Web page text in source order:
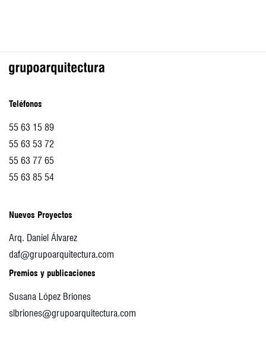
Teléfonos
55 63 15 89
55 63 53 72
55 63 77 65
55 63 85 54
Nuevos Proyectos
Arq. Daniel Álvarez
daf@grupoarquitectura.com
Premios y publicaciones
Susana López Briones
slbriones@grupoarquitectura.com